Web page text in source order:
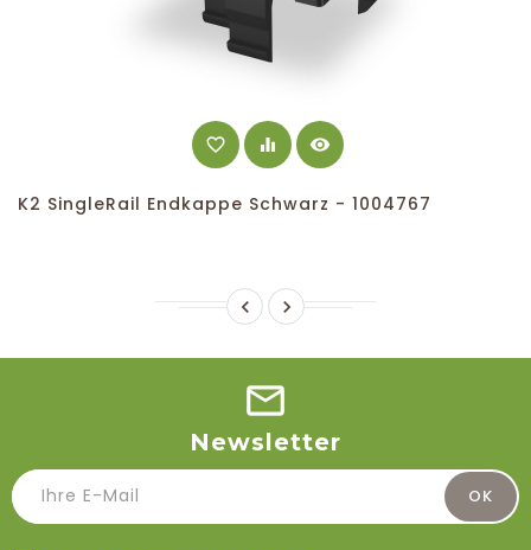
favorite_border equalizer visibility
K2 SingleRail Endkappe Schwarz - 1004767
 
Newsletter